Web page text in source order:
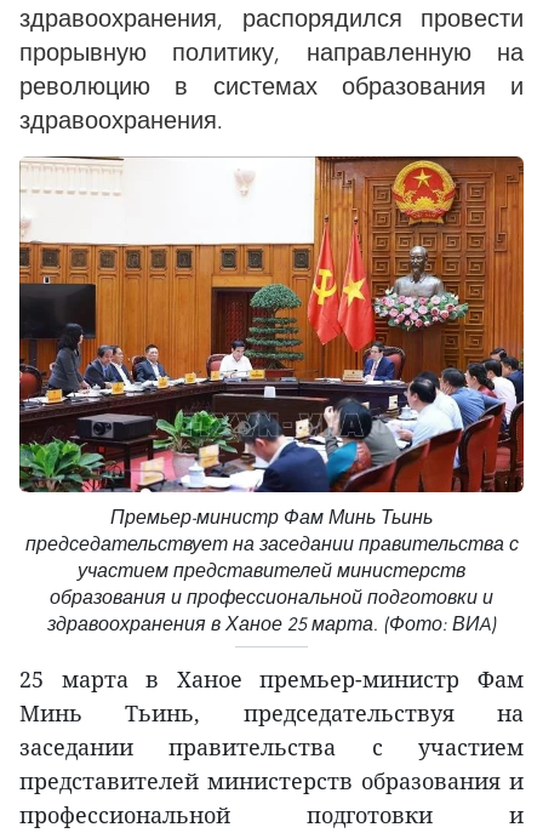
здравоохранения, распорядился провести
прорывную политику, направленную на
революцию в системах образования и
здравоохранения.
Премьер-министр Фам Минь Тьинь
председательствует на заседании правительства с
участием представителей министерств
образования и профессиональной подготовки и
здравоохранения в Ханое 25 марта. (Фото: ВИA)
25 марта в Ханое премьер-министр Фам
Минь Тьинь, председательствуя на
заседании правительства с участием
представителей министерств образования и
профессиональной подготовки и